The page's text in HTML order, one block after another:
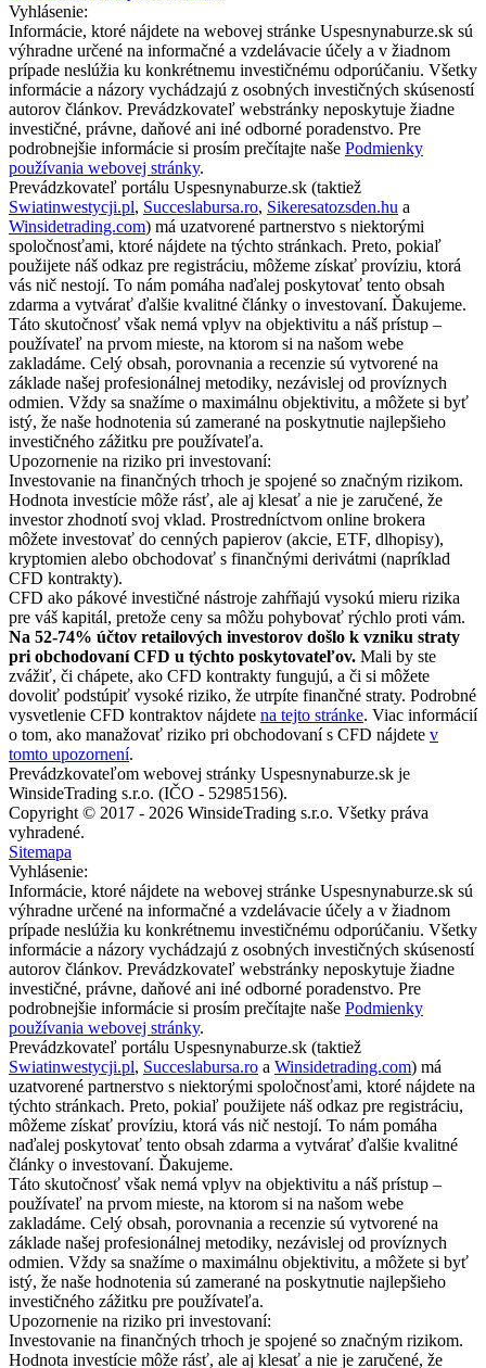
Vyhlásenie:
Informácie, ktoré nájdete na webovej stránke Uspesnynaburze.sk sú
výhradne určené na informačné a vzdelávacie účely a v žiadnom
prípade neslúžia ku konkrétnemu investičnému odporúčaniu. Všetky
informácie a názory vychádzajú z osobných investičných skúseností
autorov článkov. Prevádzkovateľ webstránky neposkytuje žiadne
investičné, právne, daňové ani iné odborné poradenstvo. Pre
podrobnejšie informácie si prosím prečítajte naše Podmienky
používania webovej stránky.
Prevádzkovateľ portálu Uspesnynaburze.sk (taktiež
Swiatinwestycji.pl, Succeslabursa.ro, Sikeresatozsden.hu a
Winsidetrading.com) má uzatvorené partnerstvo s niektorými
spoločnosťami, ktoré nájdete na týchto stránkach. Preto, pokiaľ
použijete náš odkaz pre registráciu, môžeme získať províziu, ktorá
vás nič nestojí. To nám pomáha naďalej poskytovať tento obsah
zdarma a vytvárať ďalšie kvalitné články o investovaní. Ďakujeme.
Táto skutočnosť však nemá vplyv na objektivitu a náš prístup –
používateľ na prvom mieste, na ktorom si na našom webe
zakladáme. Celý obsah, porovnania a recenzie sú vytvorené na
základe našej profesionálnej metodiky, nezávislej od províznych
odmien. Vždy sa snažíme o maximálnu objektivitu, a môžete si byť
istý, že naše hodnotenia sú zamerané na poskytnutie najlepšieho
investičného zážitku pre používateľa.
Upozornenie na riziko pri investovaní:
Investovanie na finančných trhoch je spojené so značným rizikom.
Hodnota investície môže rásť, ale aj klesať a nie je zaručené, že
investor zhodnotí svoj vklad. Prostredníctvom online brokera
môžete investovať do cenných papierov (akcie, ETF, dlhopisy),
kryptomien alebo obchodovať s finančnými derivátmi (napríklad
CFD kontrakty).
CFD ako pákové investičné nástroje zahŕňajú vysokú mieru rizika
pre váš kapitál, pretože ceny sa môžu pohybovať rýchlo proti vám.
Na 52-74% účtov retailových investorov došlo k vzniku straty
pri obchodovaní CFD u týchto poskytovateľov. Mali by ste
zvážiť, či chápete, ako CFD kontrakty fungujú, a či si môžete
dovoliť podstúpiť vysoké riziko, že utrpíte finančné straty. Podrobné
vysvetlenie CFD kontraktov nájdete na tejto stránke. Viac informácií
o tom, ako manažovať riziko pri obchodovaní s CFD nájdete v
tomto upozornení.
Prevádzkovateľom webovej stránky Uspesnynaburze.sk je
WinsideTrading s.r.o. (IČO - 52985156).
Copyright © 2017 - 2026 WinsideTrading s.r.o. Všetky práva
vyhradené.
Sitemapa
Vyhlásenie:
Informácie, ktoré nájdete na webovej stránke Uspesnynaburze.sk sú
výhradne určené na informačné a vzdelávacie účely a v žiadnom
prípade neslúžia ku konkrétnemu investičnému odporúčaniu. Všetky
informácie a názory vychádzajú z osobných investičných skúseností
autorov článkov. Prevádzkovateľ webstránky neposkytuje žiadne
investičné, právne, daňové ani iné odborné poradenstvo. Pre
podrobnejšie informácie si prosím prečítajte naše Podmienky
používania webovej stránky.
Prevádzkovateľ portálu Uspesnynaburze.sk (taktiež
Swiatinwestycji.pl, Succeslabursa.ro a Winsidetrading.com) má
uzatvorené partnerstvo s niektorými spoločnosťami, ktoré nájdete na
týchto stránkach. Preto, pokiaľ použijete náš odkaz pre registráciu,
môžeme získať províziu, ktorá vás nič nestojí. To nám pomáha
naďalej poskytovať tento obsah zdarma a vytvárať ďalšie kvalitné
články o investovaní. Ďakujeme.
Táto skutočnosť však nemá vplyv na objektivitu a náš prístup –
používateľ na prvom mieste, na ktorom si na našom webe
zakladáme. Celý obsah, porovnania a recenzie sú vytvorené na
základe našej profesionálnej metodiky, nezávislej od províznych
odmien. Vždy sa snažíme o maximálnu objektivitu, a môžete si byť
istý, že naše hodnotenia sú zamerané na poskytnutie najlepšieho
investičného zážitku pre používateľa.
Upozornenie na riziko pri investovaní:
Investovanie na finančných trhoch je spojené so značným rizikom.
Hodnota investície môže rásť, ale aj klesať a nie je zaručené, že